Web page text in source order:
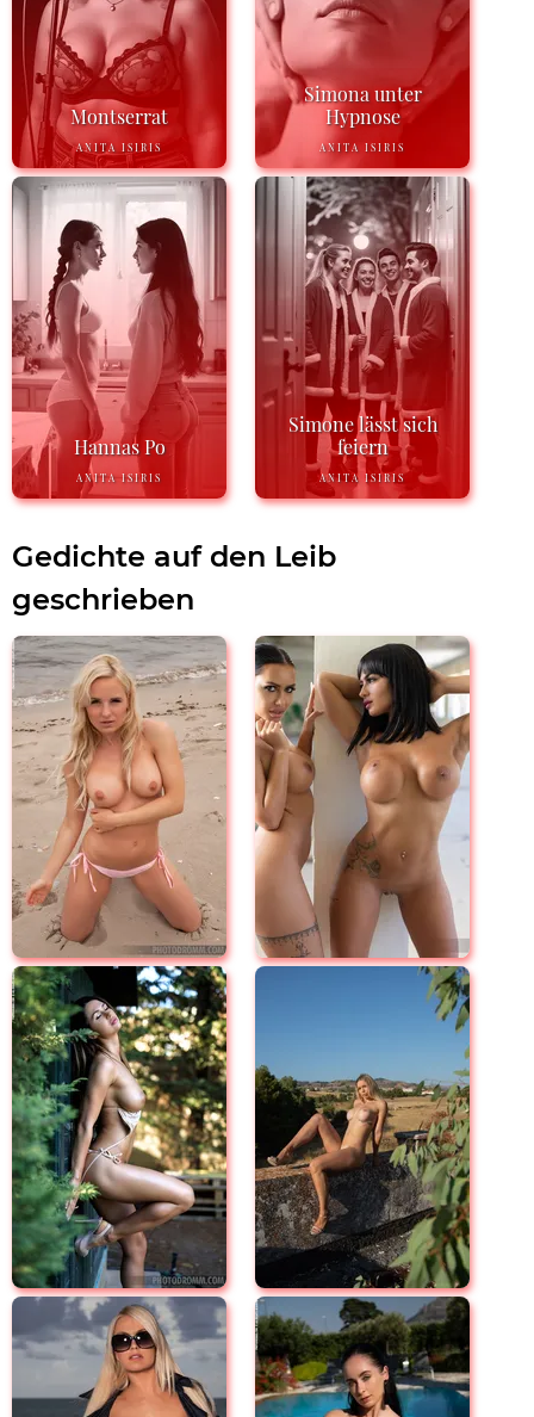
Montserrat
ANITA ISIRIS
Simona unter
Hypnose
ANITA ISIRIS
Hannas Po
ANITA ISIRIS
Simone lässt sich
feiern
ANITA ISIRIS
Gedichte auf den Leib
geschrieben